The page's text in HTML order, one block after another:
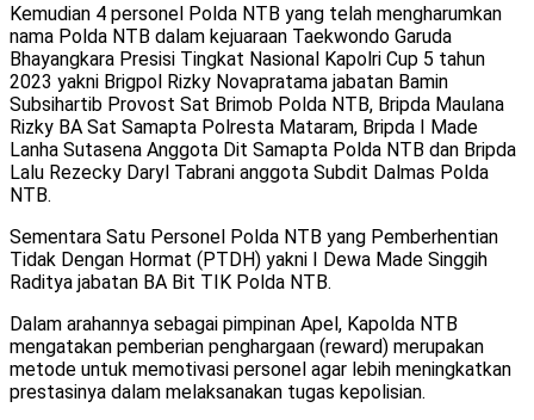
Kemudian 4 personel Polda NTB yang telah mengharumkan
nama Polda NTB dalam kejuaraan Taekwondo Garuda
Bhayangkara Presisi Tingkat Nasional Kapolri Cup 5 tahun
2023 yakni Brigpol Rizky Novapratama jabatan Bamin
Subsihartib Provost Sat Brimob Polda NTB, Bripda Maulana
Rizky BA Sat Samapta Polresta Mataram, Bripda I Made
Lanha Sutasena Anggota Dit Samapta Polda NTB dan Bripda
Lalu Rezecky Daryl Tabrani anggota Subdit Dalmas Polda
NTB.
Sementara Satu Personel Polda NTB yang Pemberhentian
Tidak Dengan Hormat (PTDH) yakni I Dewa Made Singgih
Raditya jabatan BA Bit TIK Polda NTB.
Dalam arahannya sebagai pimpinan Apel, Kapolda NTB
mengatakan pemberian penghargaan (reward) merupakan
metode untuk memotivasi personel agar lebih meningkatkan
prestasinya dalam melaksanakan tugas kepolisian.